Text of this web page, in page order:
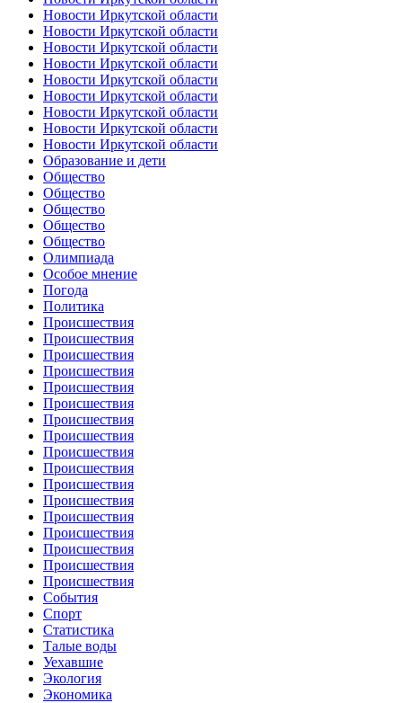
Новости Иркутской области
Новости Иркутской области
Новости Иркутской области
Новости Иркутской области
Новости Иркутской области
Новости Иркутской области
Новости Иркутской области
Новости Иркутской области
Новости Иркутской области
Образование и дети
Общество
Общество
Общество
Общество
Общество
Олимпиада
Особое мнение
Погода
Политика
Происшествия
Происшествия
Происшествия
Происшествия
Происшествия
Происшествия
Происшествия
Происшествия
Происшествия
Происшествия
Происшествия
Происшествия
Происшествия
Происшествия
Происшествия
Происшествия
Происшествия
События
Спорт
Статистика
Талые воды
Уехавшие
Экология
Экономика